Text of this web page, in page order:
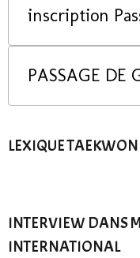
PASSAGE DE
LEXIQUE
INTERVIEW DANS
INTERNATIONAL